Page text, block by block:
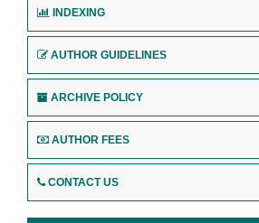
INDEXING
AUTHOR GUIDELINES
ARCHIVE POLICY
AUTHOR FEES
CONTACT US